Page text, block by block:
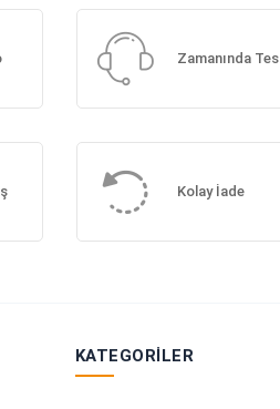
Zamanında
Kolay İade
KATEGORILER